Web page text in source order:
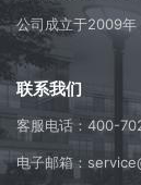
联系我们
客服电话：400-
电子邮箱：